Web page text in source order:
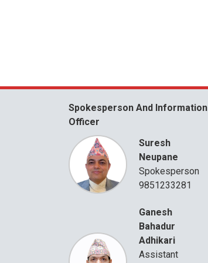
Spokesperson And Information
Officer
Suresh
Neupane
Spokesperson
9851233281
Ganesh
Bahadur
Adhikari
Assistant